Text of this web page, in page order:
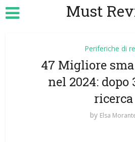
Must
Periferiche di
47 Migliore
nel 2024: dopo
ricerca
by Elsa